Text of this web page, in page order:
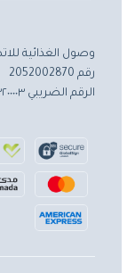
وصول الغذائية
رقم 2052002870
الرقم الضريبي ٣٠٠٧٧٤٨٦٣٢٠٠٠٠٣